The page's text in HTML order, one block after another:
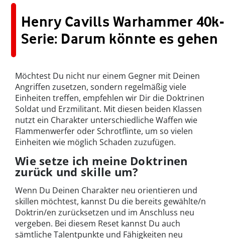
Henry Cavills Warhammer 40k-
Serie: Darum könnte es gehen
Möchtest Du nicht nur einem Gegner mit Deinen
Angriffen zusetzen, sondern regelmäßig viele
Einheiten treffen, empfehlen wir Dir die Doktrinen
Soldat und Erzmilitant. Mit diesen beiden Klassen
nutzt ein Charakter unterschiedliche Waffen wie
Flammenwerfer oder Schrotflinte, um so vielen
Einheiten wie möglich Schaden zuzufügen.
Wie setze ich meine Doktrinen
zurück und skille um?
Wenn Du Deinen Charakter neu orientieren und
skillen möchtest, kannst Du die bereits gewählte/n
Doktrin/en zurücksetzen und im Anschluss neu
vergeben. Bei diesem Reset kannst Du auch
sämtliche Talentpunkte und Fähigkeiten neu